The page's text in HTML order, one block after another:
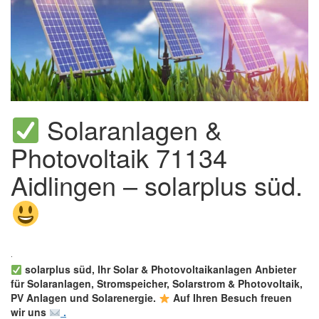
Solaranlagen &
Photovoltaik 71134
Aidlingen – solarplus süd.
solarplus süd, Ihr Solar & Photovoltaikanlagen Anbieter
für Solaranlagen, Stromspeicher, Solarstrom & Photovoltaik,
PV Anlagen und Solarenergie.
Auf Ihren Besuch freuen
wir uns
.